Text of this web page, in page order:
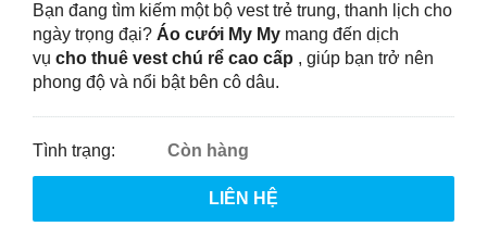
Bạn đang tìm kiếm một bộ vest trẻ trung, thanh lịch cho
ngày trọng đại? Áo cưới My My mang đến dịch
vụ cho thuê vest chú rể cao cấp , giúp bạn trở nên
phong độ và nổi bật bên cô dâu.
Tình trạng: Còn hàng
LIÊN HỆ